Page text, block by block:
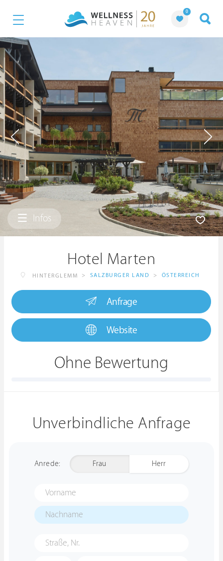
0
Infos
Hotel Marten
HINTERGLEMM > SALZBURGER LAND > ÖSTERREICH
Anfrage
Website
Ohne Bewertung
Unverbindliche Anfrage
Anrede: Frau Herr